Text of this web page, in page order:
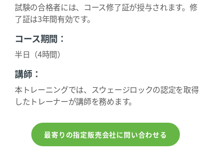
試験の合格者には、コース修了証が授与されます。修
了証は3年間有効です。
コース期間：
半日（4時間）
講師：
本トレーニングでは、スウェージロックの認定を取得
したトレーナーが講師を務めます。
最寄りの指定販売会社に問い合わせる